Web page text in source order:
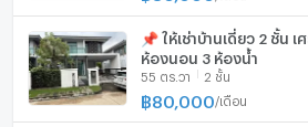
ม.รามคำแหง : 10 กม.
รร.เตรียมอุดมน้อมเกล้า : 15.2 กม.
ม.เทคโนโลยีพระจอมเกล้าลาดกระบัง :
Bangkok Prep : 13.2 กม.
ห้องสตรีม
EV-Charger
📌 ให้เช่าบ้านเดี่ยว 2 ชั้น
ห้องนอน 3 ห้องน้ำ
55 ตร.วา 2 ชั้น
฿80,000 /เดือน